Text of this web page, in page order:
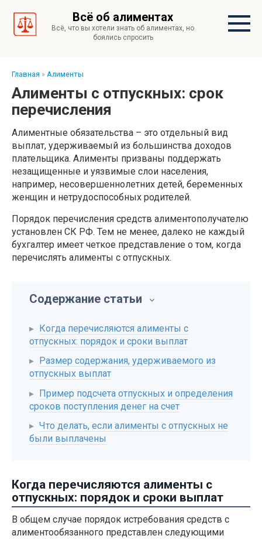
контенту
Всё об алиментах
Всё, что вы хотели знать об алиментах, но
боялись спросить
Главная » Алименты
Алименты с отпускных: срок
перечисления
Алиментные обязательства – это отдельный вид
выплат, удерживаемый из большинства доходов
плательщика. Алименты призваны поддержать
незащищенные и уязвимые слои населения,
например, несовершеннолетних детей, беременных
женщин и нетрудоспособных родителей.
Порядок перечисления средств алиментополучателю
установлен СК РФ. Тем не менее, далеко не каждый
бухгалтер имеет четкое представление о том, когда
перечислять алименты с отпускных.
Содержание статьи
Когда перечисляются алименты с
отпускных: порядок и сроки выплат
Размер содержания, удерживаемого из
отпускных выплат
Пример подсчета отпускных и определения
сроков поступления денег на счет
Что делать, если алименты с отпускных не
были выплачены
Когда перечисляются алименты с
отпускных: порядок и сроки выплат
В общем случае порядок истребования средств с
алиментообязанного представлен следующими